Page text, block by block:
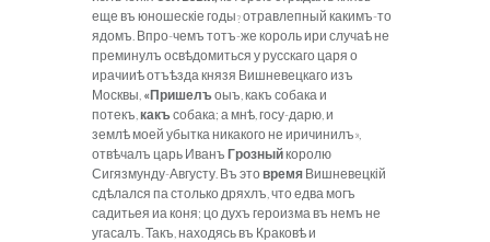
еще въ юношескіе годы?отравлепный какимъ-то
ядомъ. Впро-чемъ тотъ-же король ири случаѣ не
преминулъ освѣдомиться у русскаго царя о
ирачииѣ отъѣзда князя Вишневецкаго изъ
Москвы, «Пришелъоыъ, какъ собака и
потекъ, какъсобака; а мнѣ, госу-дарю, и
землѣ моей убытка никакого не иричинилъ»,
отвѣчалъ царь Иванъ Грозныйкоролю
Сигязмунду-Августу. Въ это время Вишневецкій
сдѣлался па столько дряхлъ, что едва могъ
садитьея иа коня; цо духъ героизма въ немъ не
угасалъ. Такъ, находясь въ Краковѣ и